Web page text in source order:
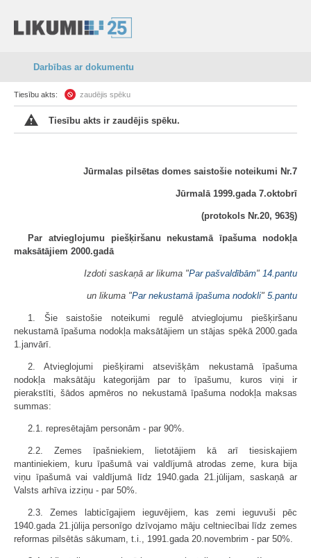
Darbības ar dokumentu
Tiesību akts: zaudējis spēku
Tiesību akts ir zaudējis spēku.
Jūrmalas pilsētas domes saistošie noteikumi Nr.7
Jūrmalā 1999.gada 7.oktobrī
(protokols Nr.20, 963§)
Par atvieglojumu piešķiršanu nekustamā īpašuma nodokļa
maksātājiem 2000.gadā
Izdoti saskaņā ar likuma "Par pašvaldībām" 14.pantu
un likuma "Par nekustamā īpašuma nodokli" 5.pantu
1. Šie saistošie noteikumi regulē atvieglojumu piešķiršanu
nekustamā īpašuma nodokļa maksātājiem un stājas spēkā 2000.gada
1.janvārī.
2. Atvieglojumi piešķirami atsevišķām nekustamā īpašuma
nodokļa maksātāju kategorijām par to īpašumu, kuros viņi ir
pierakstīti, šādos apmēros no nekustamā īpašuma nodokļa maksas
summas:
2.1. represētajām personām - par 90%.
2.2. Zemes īpašniekiem, lietotājiem kā arī tiesiskajiem
mantiniekiem, kuru īpašumā vai valdījumā atrodas zeme, kura bija
viņu īpašumā vai valdījumā līdz 1940.gada 21.jūlijam, saskaņā ar
Valsts arhīva izziņu - par 50%.
2.3. Zemes labticīgajiem ieguvējiem, kas zemi ieguvuši pēc
1940.gada 21.jūlija personīgo dzīvojamo māju celtniecībai līdz zemes
reformas pilsētās sākumam, t.i., 1991.gada 20.novembrim - par 50%.